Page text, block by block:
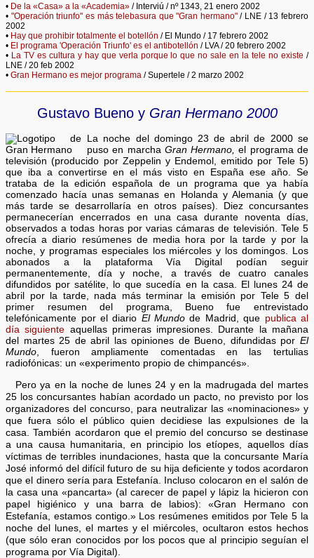
• De la «Casa» a la «Academia» / Interviú / nº 1343, 21 enero 2002
• "Operación triunfo" es más telebasura que "Gran hermano"/ LNE / 13 febrero
2002
• Hay que prohibir totalmente el botellón / El Mundo / 17 febrero 2002
• El programa 'Operación Triunfo' es el antibotellón / LVA / 20 febrero 2002
• La TV es cultura y hay que verla porque lo que no sale en la tele no existe /
LNE / 20 feb 2002
•Gran Hermano es mejor programa / Supertele / 2 marzo 2002
Gustavo Bueno y Gran Hermano 2000
La noche del domingo 23 de abril de 2000 se
puso en marcha Gran Hermano, el programa de
televisión (producido por Zeppelin y Endemol, emitido por Tele 5)
que iba a convertirse en el más visto en España ese año. Se
trataba de la edición española de un programa que ya había
comenzado hacía unas semanas en Holanda y Alemania (y que
más tarde se desarrollaría en otros países). Diez concursantes
permanecerían encerrados en una casa durante noventa días,
observados a todas horas por varias cámaras de televisión. Tele 5
ofrecía a diario resúmenes de media hora por la tarde y por la
noche, y programas especiales los miércoles y los domingos. Los
abonados a la plataforma Vía Digital podían seguir
permanentemente, día y noche, a través de cuatro canales
difundidos por satélite, lo que sucedía en la casa. El lunes 24 de
abril por la tarde, nada más terminar la emisión por Tele 5 del
primer resumen del programa, Bueno fue entrevistado
telefónicamente por el diario El Mundo de Madrid, que publica al
día siguiente aquellas primeras impresiones. Durante la mañana
del martes 25 de abril las opiniones de Bueno, difundidas por El
Mundo, fueron ampliamente comentadas en las tertulias
radiofónicas: un «experimento propio de chimpancés».
Pero ya en la noche de lunes 24 y en la madrugada del martes
25 los concursantes habían acordado un pacto, no previsto por los
organizadores del concurso, para neutralizar las «nominaciones» y
que fuera sólo el público quien decidiese las expulsiones de la
casa. También acordaron que el premio del concurso se destinase
a una causa humanitaria, en principio los etíopes, aquellos días
víctimas de terribles inundaciones, hasta que la concursante María
José informó del difícil futuro de su hija deficiente y todos acordaron
que el dinero sería para Estefanía. Incluso colocaron en el salón de
la casa una «pancarta» (al carecer de papel y lápiz la hicieron con
papel higiénico y una barra de labios): «Gran Hermano con
Estefanía, estamos contigo.» Los resúmenes emitidos por Tele 5 la
noche del lunes, el martes y el miércoles, ocultaron estos hechos
(que sólo eran conocidos por los pocos que al principio seguían el
programa por Vía Digital).